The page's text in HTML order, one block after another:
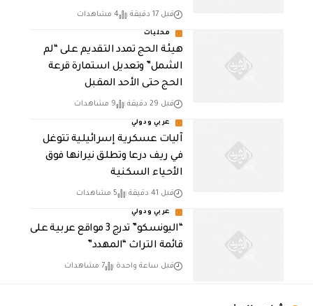
قبل 17 دقيقة 4 مشاهدات
محليات
هيئة الحج تمدد التقديم على “لم
الشمل” وتعديل استمارة قرعة
الحج حتى الأحد المقبل
قبل 29 دقيقة 9 مشاهدات
عربي ودولي
آليات عسكرية إسرائيلية تتوغل
في ريف درعا وتطلق نيرانها فوق
الأحياء السكنية
قبل 41 دقيقة 5 مشاهدات
عربي ودولي
“اليونسكو” تدرج 3 مواقع عربية على
قائمة التراث “المهدد”
قبل ساعة واحدة 7 مشاهدات